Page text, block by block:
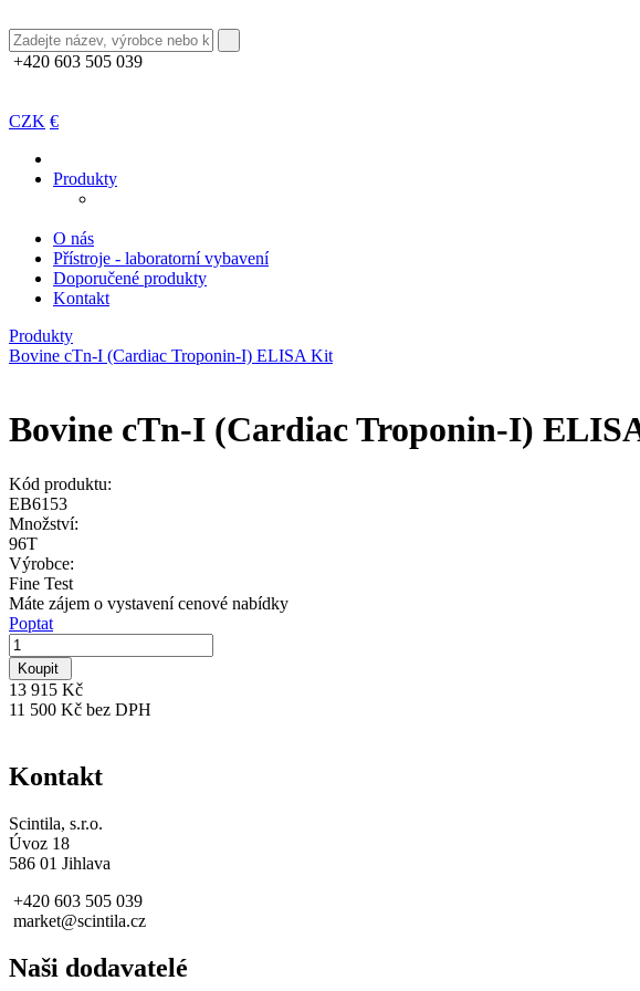
CZK €
Produkty
O nás
Přístroje - laboratorní vybavení
Doporučené produkty
Kontakt
Produkty
Bovine cTn-I (Cardiac Troponin-I) ELISA Kit
Bovine cTn-I (Cardiac Troponin-I)
Kód produktu:
EB6153
Množství:
96T
Výrobce:
Fine Test
Máte zájem o vystavení cenové nabídky
Poptat
Koupit
13 915 Kč
11 500 Kč bez DPH
Kontakt
Scintila, s.r.o.
Úvoz 18
586 01 Jihlava
+420 603 505 039
market@scintila.cz
Naši dodavatelé